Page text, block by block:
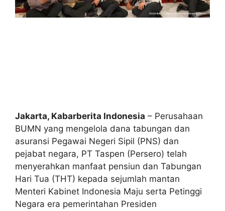
Jakarta, Kabarberita Indonesia – Perusahaan
BUMN yang mengelola dana tabungan dan
asuransi Pegawai Negeri Sipil (PNS) dan
pejabat negara, PT Taspen (Persero) telah
menyerahkan manfaat pensiun dan Tabungan
Hari Tua (THT) kepada sejumlah mantan
Menteri Kabinet Indonesia Maju serta Petinggi
Negara era pemerintahan Presiden